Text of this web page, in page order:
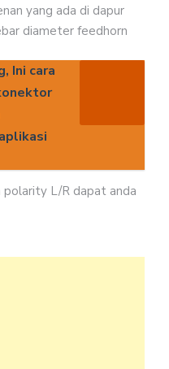
yang ada di dapur
diameter feedhorn
Ini cara
L/R dapat anda